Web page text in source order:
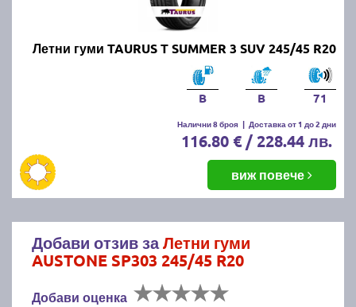
Летни гуми TAURUS T SUMMER 3 SUV 245/45 R20
B B 71
Налични 8 броя | Доставка от 1 до 2 дни
116.80 € / 228.44 лв.
виж повече
Добави отзив заЛетни гуми
AUSTONE SP303 245/45 R20
Добави оценка